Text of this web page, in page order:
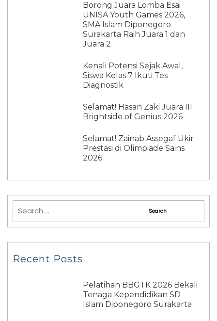
Borong Juara Lomba Esai
UNISA Youth Games 2026,
SMA Islam Diponegoro
Surakarta Raih Juara 1 dan
Juara 2
Kenali Potensi Sejak Awal,
Siswa Kelas 7 Ikuti Tes
Diagnostik
Selamat! Hasan Zaki Juara III
Brightside of Genius 2026
Selamat! Zainab Assegaf Ukir
Prestasi di Olimpiade Sains
2026
Recent Posts
Pelatihan BBGTK 2026 Bekali
Tenaga Kependidikan SD
Islam Diponegoro Surakarta